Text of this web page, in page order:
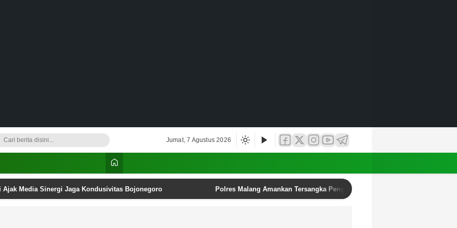
Jumat, 7 Agustus 2026
Ajak Media Sinergi Jaga Kondusivitas Bojonegoro Polres Malang Amankan Tersangka Pengedar Narkoba di Kepanjen, Sita